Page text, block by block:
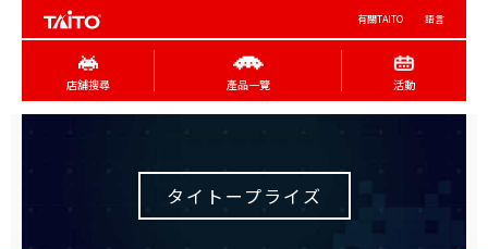
有關TAITO 語言
店舖搜尋 產品一覽 活動
タイトープライズ